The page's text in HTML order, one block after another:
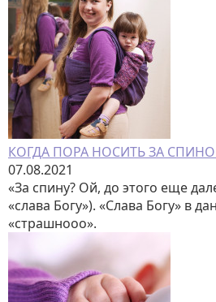
КОГДА ПОРА НОСИТЬ ЗА
07.08.2021
«За спину? Ой, до этого еще
«слава Богу»). «Слава Богу» в
«страшнооо».